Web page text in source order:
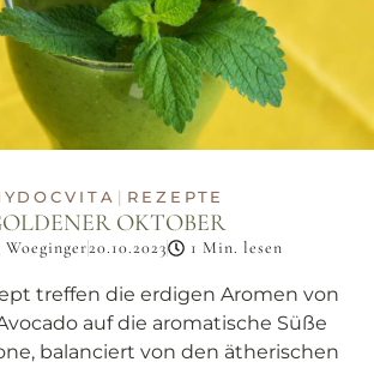
REZEPTE
OKTOBER
Woeginger20.10.2023 1 Min. lesen
treffen die erdigen Aromen von
auf die aromatische Süße
balanciert von den ätherischen